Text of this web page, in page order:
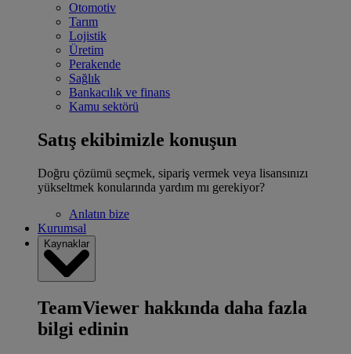
Otomotiv
Tarım
Lojistik
Üretim
Perakende
Sağlık
Bankacılık ve finans
Kamu sektörü
Satış ekibimizle konuşun
Doğru çözümü seçmek, sipariş vermek veya lisansınızı
yükseltmek konularında yardım mı gerekiyor?
Anlatın bize
Kurumsal
Kaynaklar
TeamViewer hakkında daha fazla
bilgi edinin